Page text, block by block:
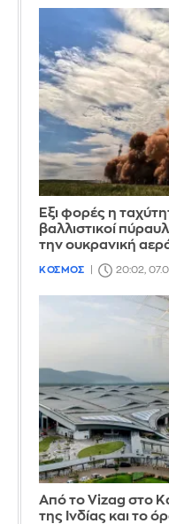
Έξι φορές η
βαλλιστικοί
την ουκρανική
ΚΟΣΜΟΣ 20:02,
Από το Vizag στο
της Ινδίας και το